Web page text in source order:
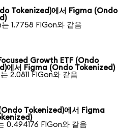
Tokenized)에서 Figma (Ondo
1.7758 FIGon와 같음
Growth ETF (Ondo
에서 Figma (Ondo Tokenized)
2.0811 FIGon와 같음
Tokenized)에서 Figma
0.494176 FIGon와 같음